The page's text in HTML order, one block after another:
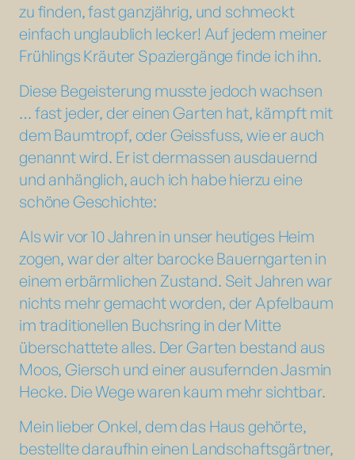
zu finden, fast ganzjährig, und schmeckt
einfach unglaublich lecker! Auf jedem meiner
Frühlings Kräuter Spaziergänge finde ich ihn.
Diese Begeisterung musste jedoch wachsen
… fast jeder, der einen Garten hat, kämpft mit
dem Baumtropf, oder Geissfuss, wie er auch
genannt wird. Er ist dermassen ausdauernd
und anhänglich, auch ich habe hierzu eine
schöne Geschichte:
Als wir vor 10 Jahren in unser heutiges Heim
zogen, war der alter barocke Bauerngarten in
einem erbärmlichen Zustand. Seit Jahren war
nichts mehr gemacht worden, der Apfelbaum
im traditionellen Buchsring in der Mitte
überschattete alles. Der Garten bestand aus
Moos, Giersch und einer ausufernden Jasmin
Hecke. Die Wege waren kaum mehr sichtbar.
Mein lieber Onkel, dem das Haus gehörte,
bestellte daraufhin einen Landschaftsgärtner,